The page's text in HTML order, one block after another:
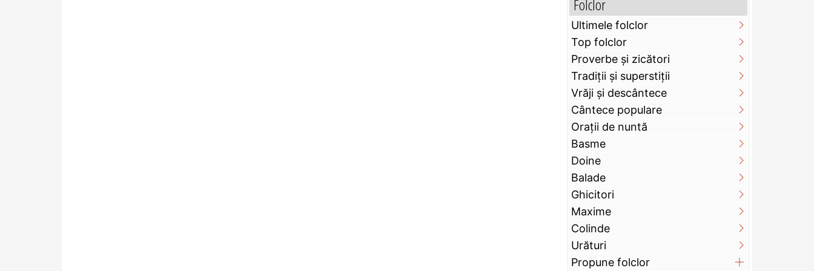
Folclor
Ultimele folclor
Top folclor
Proverbe și zicători
Tradiții și superstiții
Vrăji și descântece
Cântece populare
Orații de nuntă
Basme
Doine
Balade
Ghicitori
Maxime
Colinde
Urături
Propune folclor